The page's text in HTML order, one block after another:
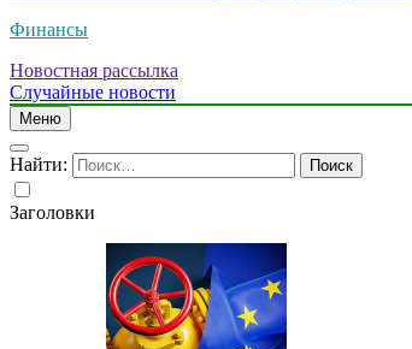
Финансы
Новостная рассылка
Случайные новости
Меню
Найти:
Заголовки